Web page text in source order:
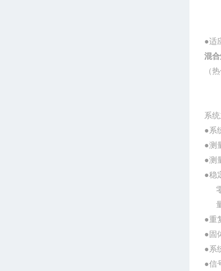
●适
混
（
系
●系
●测
●测
●稳
零
量
●重
●固
●系
●信